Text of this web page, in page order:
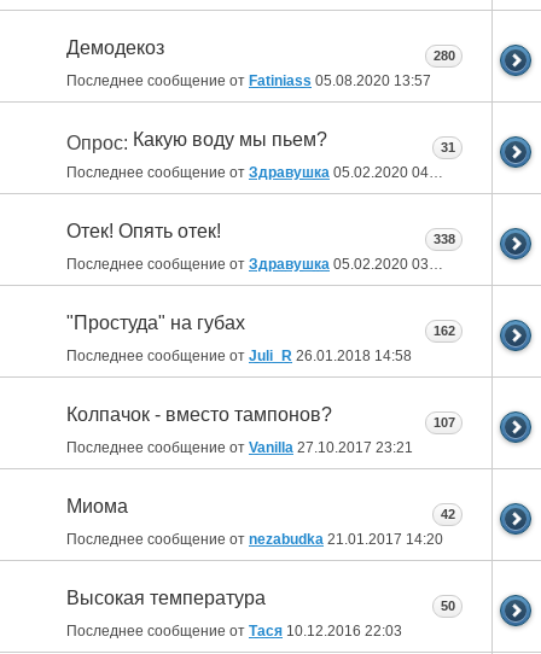
Демодекоз
Последнее сообщение от Fatiniass 05.08.2020 13:57
280
Опрос: Какую воду мы пьем?
Последнее сообщение от Здравушка 05.02.2020 04:11
31
Отек! Опять отек!
Последнее сообщение от Здравушка 05.02.2020 03:53
338
"Простуда" на губах
Последнее сообщение от Juli_R 26.01.2018 14:58
162
Колпачок - вместо тампонов?
Последнее сообщение от Vanilla 27.10.2017 23:21
107
Миома
Последнее сообщение от nezabudka 21.01.2017 14:20
42
Высокая температура
Последнее сообщение от Тася 10.12.2016 22:03
50